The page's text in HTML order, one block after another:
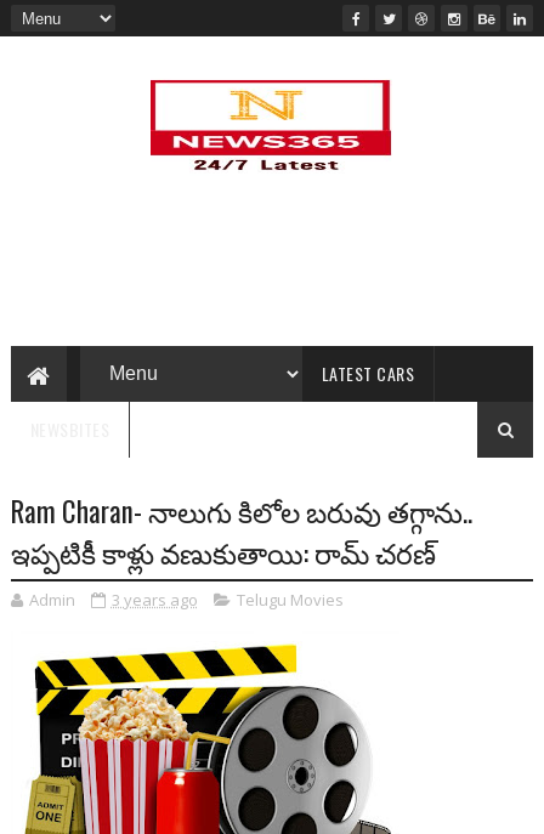
LATEST CARS
Ram Charan- నాలుగు కిలోల బరువు తగ్గాను..
ఇప్పటికీ కాళ్లు వణుకుతాయి: రామ్ చరణ్
Admin 3 years ago Telugu Movies